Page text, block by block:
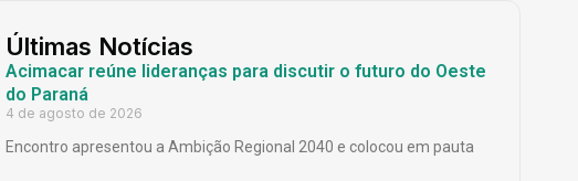
Últimas Notícias
Acimacar reúne lideranças para discutir o futuro do Oeste
do Paraná
4 de agosto de 2026
Encontro apresentou a Ambição Regional 2040 e colocou em pauta